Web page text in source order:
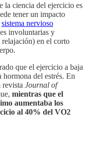
la ciencia del ejercicio es
tener un impacto
sistema nervioso
involuntarias y
relajación) en el corto
que el ejercicio a baja
del estrés. En
revista Journal of
mientras que el
aumentaba los
al 40% del VO2